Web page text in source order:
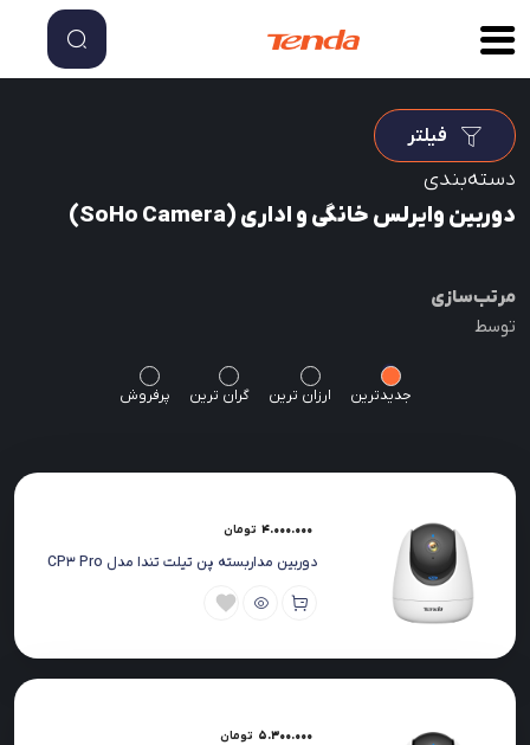
فیلتر
دسته‌بندی
دوربین وایرلس خانگی و اداری (SoHo Camera)
مرتب‌سازی
توسط
جدیدترین ارزان ترین گران ترین پرفروش
4.000.000 تومان
دوربین مداربسته پن تیلت تندا مدل CP3 Pro
5.300.000 تومان